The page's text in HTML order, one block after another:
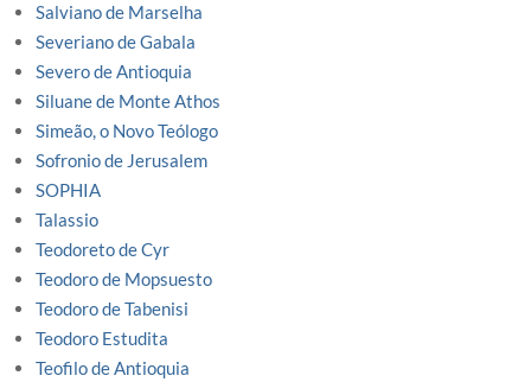
Salviano de Marselha
Severiano de Gabala
Severo de Antioquia
Siluane de Monte Athos
Simeão, o Novo Teólogo
Sofronio de Jerusalem
SOPHIA
Talassio
Teodoreto de Cyr
Teodoro de Mopsuesto
Teodoro de Tabenisi
Teodoro Estudita
Teofilo de Antioquia